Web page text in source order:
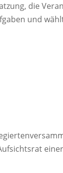
die
und